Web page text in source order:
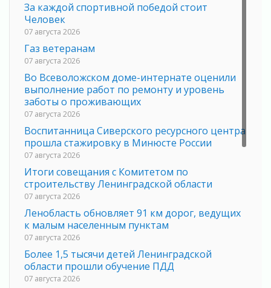
За каждой спортивной победой стоит
Человек
07 августа 2026
Газ ветеранам
07 августа 2026
Во Всеволожском доме-интернате оценили
выполнение работ по ремонту и уровень
заботы о проживающих
07 августа 2026
Воспитанница Сиверского ресурсного центра
прошла стажировку в Минюсте России
07 августа 2026
Итоги совещания с Комитетом по
строительству Ленинградской области
07 августа 2026
Ленобласть обновляет 91 км дорог, ведущих
к малым населенным пунктам
07 августа 2026
Более 1,5 тысячи детей Ленинградской
области прошли обучение ПДД
07 августа 2026